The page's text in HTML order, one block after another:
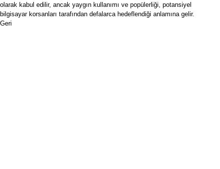
olarak kabul edilir, ancak yaygın kullanımı ve popülerliği, potansiyel
bilgisayar korsanları tarafından defalarca hedeflendiği anlamına gelir.
Geri